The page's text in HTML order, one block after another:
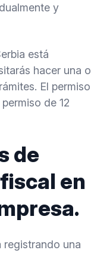
y
está
hacer una o
El permiso
de 12
de
en
registrando una